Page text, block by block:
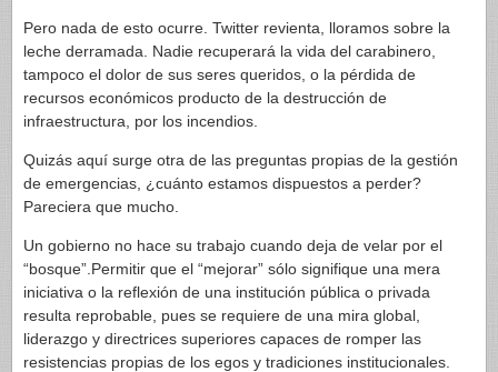
Pero nada de esto ocurre. Twitter revienta, lloramos sobre la
leche derramada. Nadie recuperará la vida del carabinero,
tampoco el dolor de sus seres queridos, o la pérdida de
recursos económicos producto de la destrucción de
infraestructura, por los incendios.
Quizás aquí surge otra de las preguntas propias de la gestión
de emergencias, ¿cuánto estamos dispuestos a perder?
Pareciera que mucho.
Un gobierno no hace su trabajo cuando deja de velar por el
“bosque”.Permitir que el “mejorar” sólo signifique una mera
iniciativa o la reflexión de una institución pública o privada
resulta reprobable, pues se requiere de una mira global,
liderazgo y directrices superiores capaces de romper las
resistencias propias de los egos y tradiciones institucionales.